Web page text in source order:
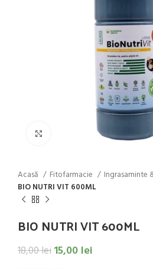
Click to enlarge
Acasă Fitofarmacie
Ingrasaminte
BIO NUTRI VIT 600ML
BIO NUTRI VIT 600ML
18,00lei15,00 lei